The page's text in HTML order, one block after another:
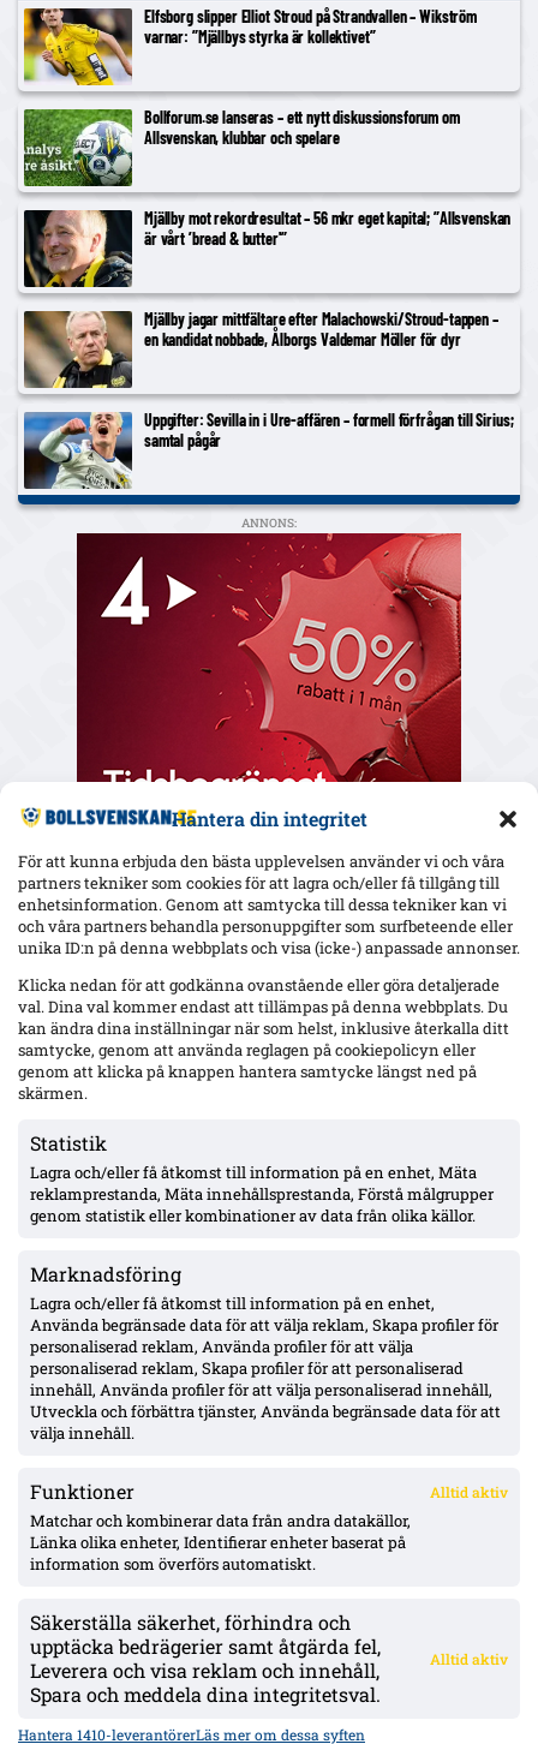
Hantera din integritet
För att kunna erbjuda den bästa upplevelsen använder vi och våra
partners tekniker som cookies för att lagra och/eller få tillgång till
enhetsinformation. Genom att samtycka till dessa tekniker kan vi
och våra partners behandla personuppgifter som surfbeteende eller
unika ID:n på denna webbplats och visa (icke-) anpassade annonser.
Klicka nedan för att godkänna ovanstående eller göra detaljerade
val. Dina val kommer endast att tillämpas på denna webbplats. Du
kan ändra dina inställningar när som helst, inklusive återkalla ditt
samtycke, genom att använda reglagen på cookiepolicyn eller
genom att klicka på knappen hantera samtycke längst ned på
skärmen.
Statistik
Lagra och/eller få åtkomst till information på en enhet, Mäta
reklamprestanda, Mäta innehållsprestanda, Förstå målgrupper
genom statistik eller kombinationer av data från olika källor.
Marknadsföring
Lagra och/eller få åtkomst till information på en enhet,
Använda begränsade data för att välja reklam, Skapa profiler för
personaliserad reklam, Använda profiler för att välja
personaliserad reklam, Skapa profiler för att personaliserad
innehåll, Använda profiler för att välja personaliserad innehåll,
Utveckla och förbättra tjänster, Använda begränsade data för att
välja innehåll.
Funktioner Alltid aktiv
Matchar och kombinerar data från andra datakällor,
Länka olika enheter, Identifierar enheter baserat på
information som överförs automatiskt.
Säkerställa säkerhet, förhindra och
upptäcka bedrägerier samt åtgärda fel,
Leverera och visa reklam och innehåll,
Spara och meddela dina integritetsval.
Alltid aktiv
Hantera 1410-leverantörerLäs mer om dessa syften
Elfsborg slipper Elliot Stroud på Strandvallen – Wikström
varnar: ”Mjällbys styrka är kollektivet”
Bollforum.se lanseras – ett nytt diskussionsforum om
Allsvenskan, klubbar och spelare
Mjällby mot rekordresultat – 56 mkr eget kapital; ”Allsvenskan
är vårt ’bread & butter'”
Mjällby jagar mittfältare efter Malachowski/Stroud-tappen –
en kandidat nobbade, Ålborgs Valdemar Möller för dyr
Uppgifter: Sevilla in i Ure-affären – formell förfrågan till Sirius;
samtal pågår
ANNONS:
Senaste
Mjällby – inhopp i 84:e minuten
17-årige Theodor Lundbergh har spelat alla MFF:s 15 matcher –
VSK: Jonathan Rings rehab har stannat – sänkt belastning;
Lushaku osäker, Nsabiyumva igång med boll
MFF:s vänsterback: Johan Karlsson eller Theodor Lundbergh –
John skadad, Busanello och Kurtulus avstängda; Malte Frejd
Pålsson in bredvid Djurić, 17-årige Hidalgo aktuell
Julius Beck öppen för Elfsborg-köp – lån säsongen ut med
option, Sturm Graz-kontrakt till 2029
ÖVERSIKT
Nyheter & Reportage
Spelarbetyg
KONTAKT
kontakt@bollsvenskan.se
redaktionen@bollsvenskan.se
jobb@bollsvenskan.se